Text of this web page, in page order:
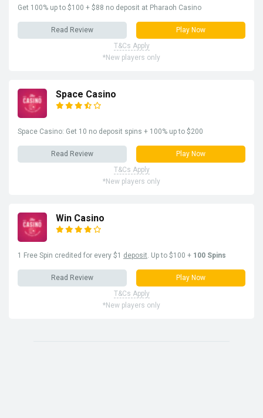
Get 100% up to $100 + $88 no deposit at Pharaoh Casino
Read Review
Play Now
T&Cs Apply
*New players only
Space Casino
Space Casino: Get 10 no deposit spins + 100% up to $200
Read Review
Play Now
T&Cs Apply
*New players only
Win Casino
1 Free Spin credited for every $1 deposit . Up to $100 + 100 Spins
Read Review
Play Now
T&Cs Apply
*New players only